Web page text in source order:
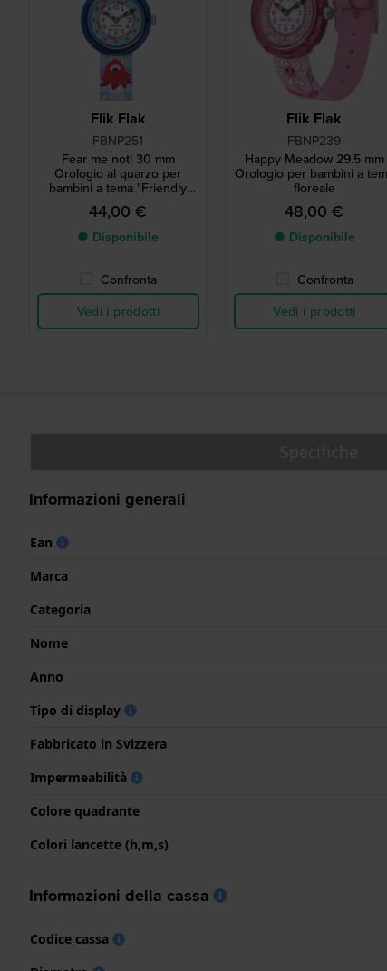
Flik Flak
FBNP251
Fear me not! 30 mm
Orologio al quarzo per
bambini a tema "Friendly
Monsters" di fabbricazione
svizzera
44,00 €
● Disponibile
Confronta
Vedi i prodotti
Flik Flak
FBNP239
Happy Meadow 29.5 mm
Orologio per bambini a
floreale
48,00 €
● Disponibile
Confronta
Vedi i prodotti
Informazioni generali
Ean
Marca
Categoria
Nome
Anno
Tipo di display
Fabbricato in Svizzera
Impermeabilità
Colore quadrante
Colori lancette (h,m,s)
Informazioni della cassa
Codice cassa